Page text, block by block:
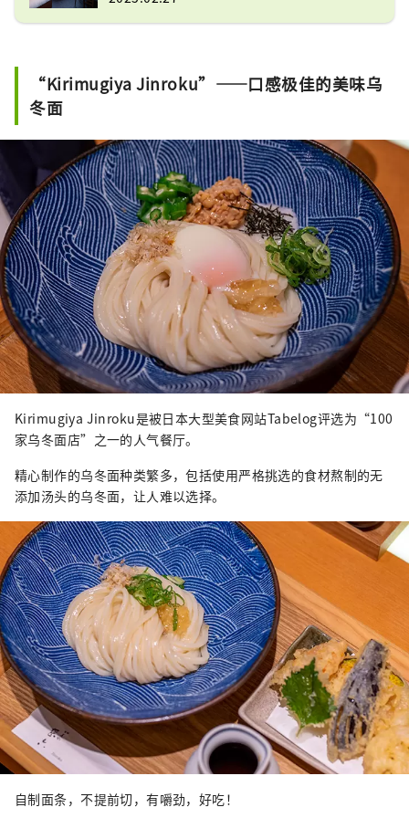
“Kirimugiya Jinroku”——口感极佳的美味乌
冬面
Kirimugiya Jinroku是被日本大型美食网站Tabelog评选为“100
家乌冬面店”之一的人气餐厅。
精心制作的乌冬面种类繁多，包括使用严格挑选的食材熬制的无
添加汤头的乌冬面，让人难以选择。
自制面条，不提前切，有嚼劲，好吃！